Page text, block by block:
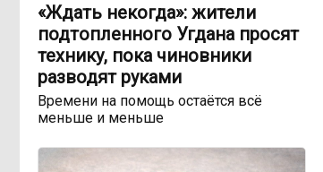
«Ждать некогда»: жители
подтопленного Угдана просят
технику, пока чиновники
разводят руками
Времени на помощь остаётся всё
меньше и меньше